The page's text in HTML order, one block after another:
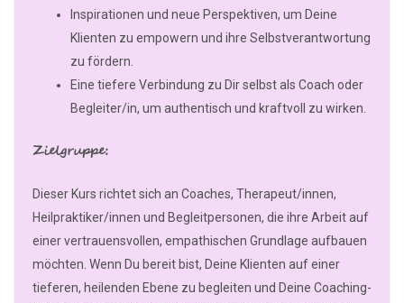
Inspirationen und neue Perspektiven, um Deine
Klienten zu empowern und ihre Selbstverantwortung
zu fördern.
Eine tiefere Verbindung zu Dir selbst als Coach oder
Begleiter/in, um authentisch und kraftvoll zu wirken.
Zielgruppe:
Dieser Kurs richtet sich an Coaches, Therapeut/innen,
Heilpraktiker/innen und Begleitpersonen, die ihre Arbeit auf
einer vertrauensvollen, empathischen Grundlage aufbauen
möchten. Wenn Du bereit bist, Deine Klienten auf einer
tieferen, heilenden Ebene zu begleiten und Deine Coaching-